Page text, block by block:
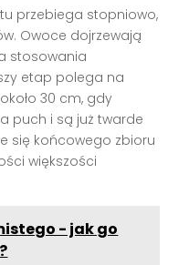
przebiega stopniowo,
Owoce dojrzewają
stosowania
etap polega na
30 cm, gdy
puch i są już twarde
się końcowego zbioru
większości
- jak go